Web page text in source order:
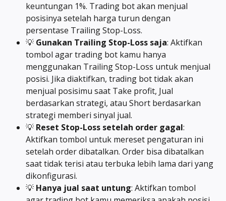
keuntungan 1%. Trading bot akan menjual
posisinya setelah harga turun dengan
persentase Trailing Stop-Loss.
💡 Gunakan Trailing Stop-Loss saja: Aktifkan
tombol agar trading bot kamu hanya
menggunakan Trailing Stop-Loss untuk menjual
posisi. Jika diaktifkan, trading bot tidak akan
menjual posisimu saat Take profit, Jual
berdasarkan strategi, atau Short berdasarkan
strategi memberi sinyal jual.
💡 Reset Stop-Loss setelah order gagal:
Aktifkan tombol untuk mereset pengaturan ini
setelah order dibatalkan. Order bisa dibatalkan
saat tidak terisi atau terbuka lebih lama dari yang
dikonfigurasi.
💡 Hanya jual saat untung: Aktifkan tombol